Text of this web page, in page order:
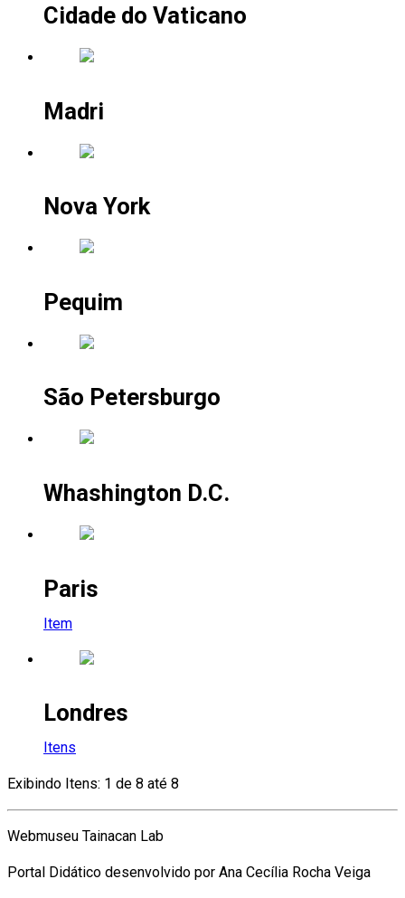
Cidade do Vaticano
Madri
Nova York
Pequim
São Petersburgo
Whashington D.C.
Paris
Item
Londres
Itens
Exibindo Itens: 1 de 8 até 8
Webmuseu Tainacan Lab
Portal Didático desenvolvido por Ana Cecília Rocha Veiga